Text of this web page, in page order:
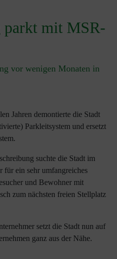
parkt mit MSR-
vor wenigen Monaten in
Jahren demontierte die Stadt
Parkleitsystem und ersetzt
suchte die Stadt im
für ein sehr umfangreiches
und Bewohner mit
zum nächsten freien Stellplatz
setzt die Stadt nun auf
ganz aus der Nähe.